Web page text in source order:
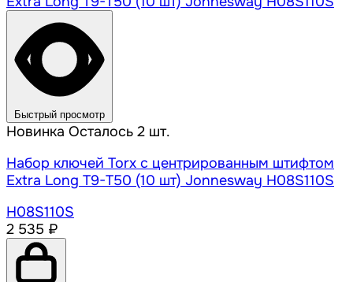
Быстрый просмотр
Новинка Осталось 2 шт.
Набор ключей Torx с центрированным штифтом
Extra Long Т9-Т50 (10 шт) Jonnesway H08S110S
H08S110S
2 535 ₽